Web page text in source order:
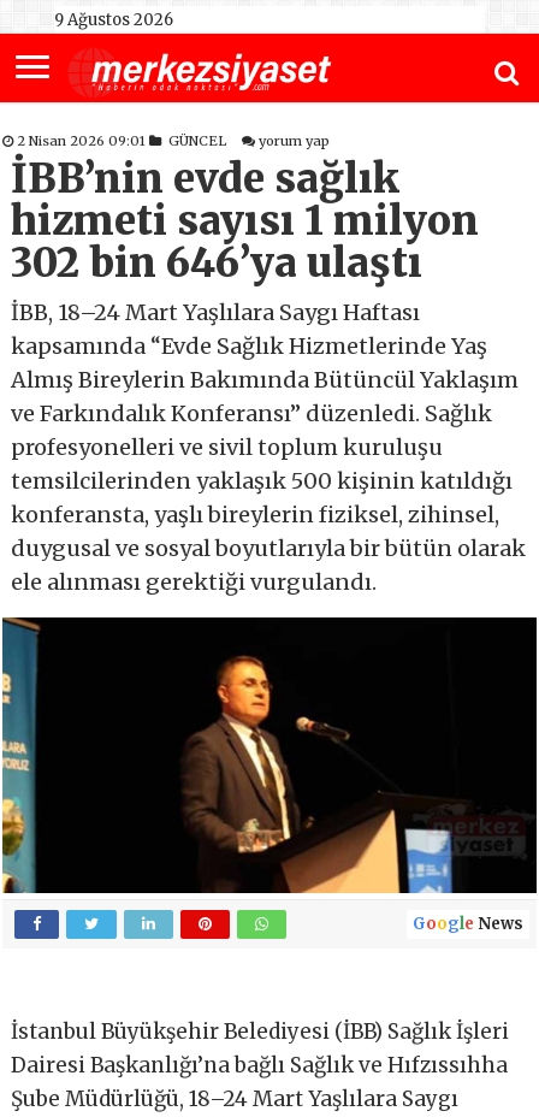
9 Ağustos 2026
2 Nisan 2026 09:01 GÜNCEL yorum yap
İBB’nin evde sağlık
hizmeti sayısı 1 milyon
302 bin 646’ya ulaştı
İBB, 18–24 Mart Yaşlılara Saygı Haftası
kapsamında “Evde Sağlık Hizmetlerinde Yaş
Almış Bireylerin Bakımında Bütüncül Yaklaşım
ve Farkındalık Konferansı” düzenledi. Sağlık
profesyonelleri ve sivil toplum kuruluşu
temsilcilerinden yaklaşık 500 kişinin katıldığı
konferansta, yaşlı bireylerin fiziksel, zihinsel,
duygusal ve sosyal boyutlarıyla bir bütün olarak
ele alınması gerektiği vurgulandı.
Google News
İstanbul Büyükşehir Belediyesi (İBB) Sağlık İşleri
Dairesi Başkanlığı’na bağlı Sağlık ve Hıfzıssıhha
Şube Müdürlüğü, 18–24 Mart Yaşlılara Saygı